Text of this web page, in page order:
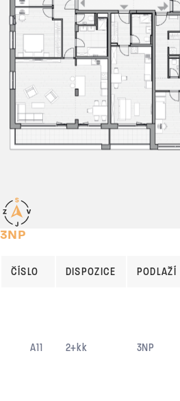
3NP
ČÍSLO DISPOZICE PODLAŽÍ
A11 2+kk 3NP